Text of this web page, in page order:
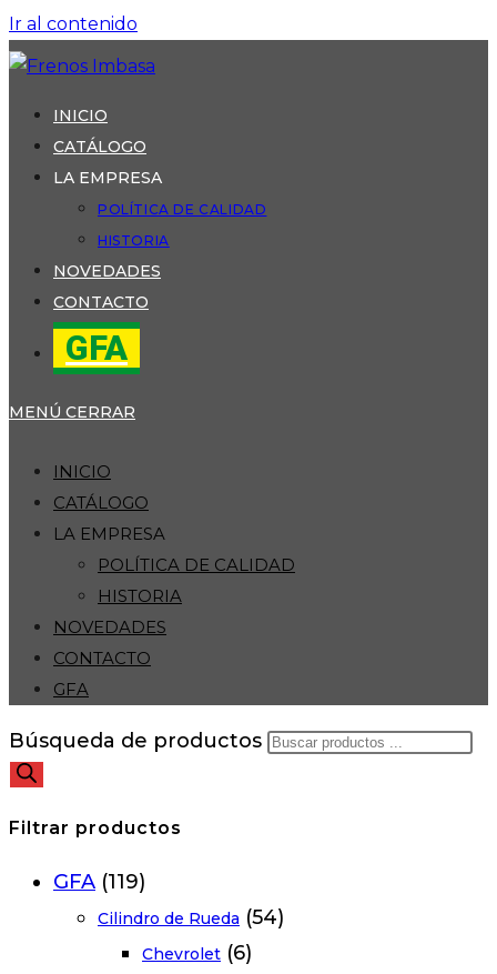
Ir al contenido
INICIO
CATÁLOGO
LA EMPRESA
POLÍTICA DE CALIDAD
HISTORIA
NOVEDADES
CONTACTO
GFA
MENÚ CERRAR
INICIO
CATÁLOGO
LA EMPRESA
POLÍTICA DE CALIDAD
HISTORIA
NOVEDADES
CONTACTO
GFA
Búsqueda de productos
Filtrar productos
GFA (119)
Cilindro de Rueda (54)
Chevrolet (6)